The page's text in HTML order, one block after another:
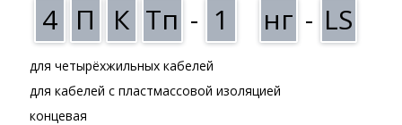
4 П К Тп - 1 нг - LS
для четырёхжильных кабелей
для кабелей с пластмассовой изоляцией
концевая